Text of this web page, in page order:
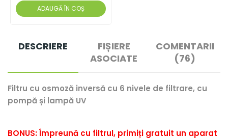
ADAUGĂ ÎN COȘ
DESCRIERE
FIȘIERE
ASOCIATE
COMENTARII
(76)
Filtru cu osmoză inversă cu 6 nivele de filtrare, cu
pompă și lampă UV
BONUS: Împreună cu filtrul, primiți gratuit un aparat